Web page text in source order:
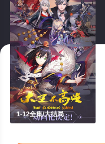
1-12全集/大结局